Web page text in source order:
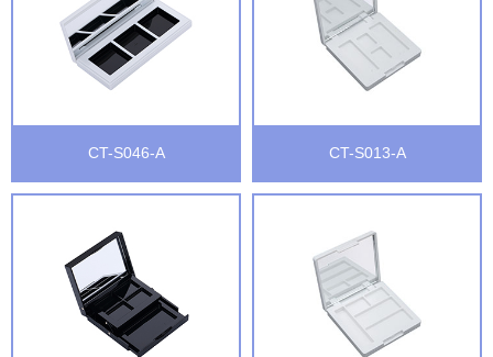
新闻动态
联系我们
CT-S046-A CT-S013-A